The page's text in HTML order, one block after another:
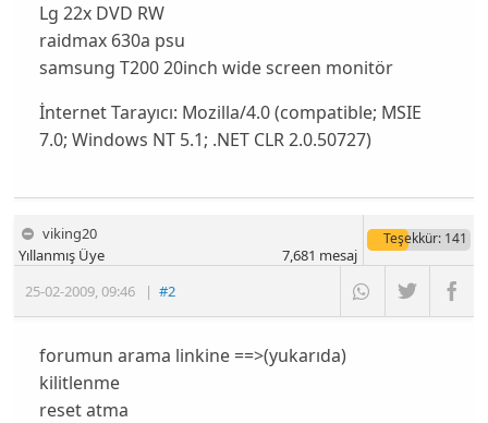
Lg 22x DVD RW
raidmax 630a psu
samsung T200 20inch wide screen monitör
İnternet Tarayıcı: Mozilla/4.0 (compatible; MSIE
7.0; Windows NT 5.1; .NET CLR 2.0.50727)
viking20
25-02-2009,09:46 |#2
Yıllanmış Üye
Teşekkür: 141
7,681 mesaj
forumun arama linkine ==>(yukarıda)
kilitlenme
reset atma